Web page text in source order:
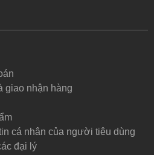
giao nhận hàng
cá nhân của người tiêu dùng
đại lý